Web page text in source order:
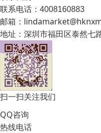
联系电话：4008160883
邮箱：
地址： 深圳市福田区泰然七
扫一扫关注我们
QQ咨询
热线电话